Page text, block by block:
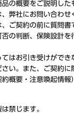
の概要をご説明した
弊社にお問い合わせ
ご契約の前に質問書
の判断、保険設計を
てはお引き受けができ
い。また、ご契約に
概要・注意喚起情報
禁じます。